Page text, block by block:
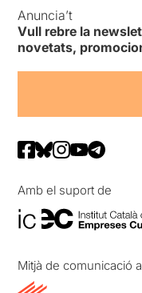
Anuncia’t
Vull rebre la
novetats,
Amb el suport de
Mitjà de comunicació